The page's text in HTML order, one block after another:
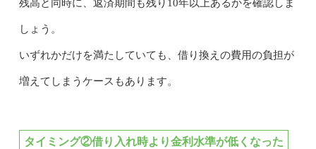
残高と同時に、返済期間も残り10年以上あるかを確認しま
しょう。
いずれかだけを満たしていても、借り換えの費用の負担が
増えてしまうケースもあります。
タイミング②借り入れ時より金利水準が低くなった